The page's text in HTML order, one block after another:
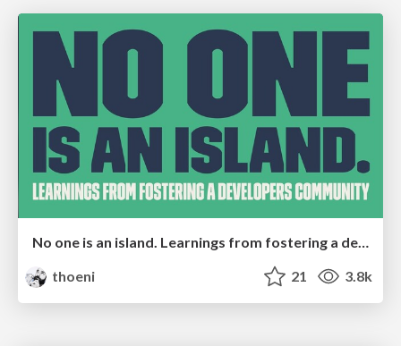
No one is an island. Learnings from fostering a developers community.
thoeni
21 3.8k